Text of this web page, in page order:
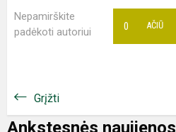
Nepamirškite
padėkoti autoriui
AČIŪ
0
Grįžti
Ankstesnės naujienos